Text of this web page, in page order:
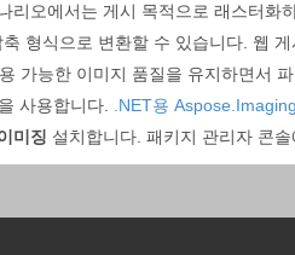
리오에서는 게시 목적으로 래스터
형식으로 변환할 수 있습니다. 웹
가능한 이미지 품질을 유지하면서
사용합니다.
.NET용 Aspose.Imaging
미징 설치합니다. 패키지 관리자 콘